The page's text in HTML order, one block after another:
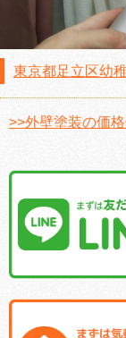
東京都足立区幼
>>外壁塗装の価